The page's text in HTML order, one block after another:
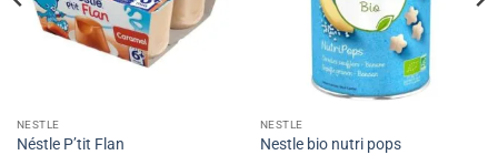
NESTLE
Néstle P’tit Flan
NESTLE
Nestle bio nutri pops